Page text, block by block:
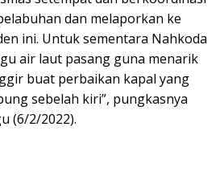
dan melaporkan ke
ini. Untuk sementara Nahkoda
air laut pasang guna menarik
buat perbaikan kapal yang
sebelah kiri”, pungkasnya
(6/2/2022).